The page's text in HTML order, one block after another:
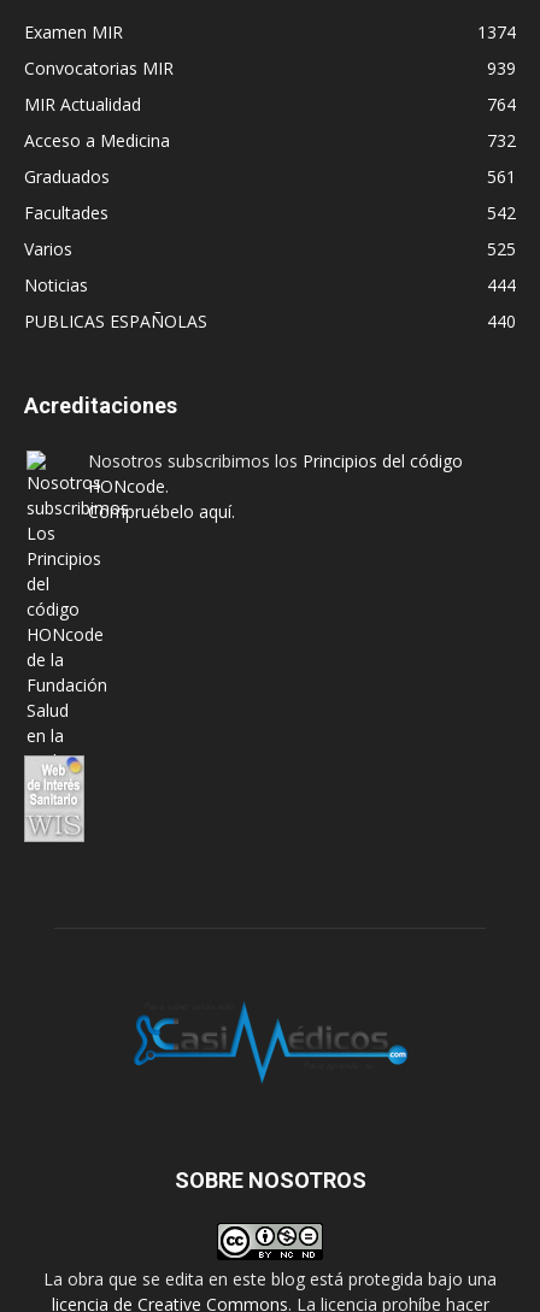
Examen MIR
1374
Convocatorias MIR
939
MIR Actualidad
764
Acceso a Medicina
732
Graduados
561
Facultades
542
Varios
525
Noticias
444
PUBLICAS ESPAÑOLAS
440
Acreditaciones
Nosotros subscribimos los Principios del código
HONcode.
Compruébelo aquí.
SOBRE NOSOTROS
La obra que se edita en este blog está protegida bajo una
licencia de Creative Commons. La licencia prohíbe hacer